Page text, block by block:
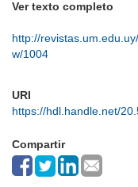
Ver texto completo
http://
w/1004
URI
https://hdl.handle.net/
Compartir